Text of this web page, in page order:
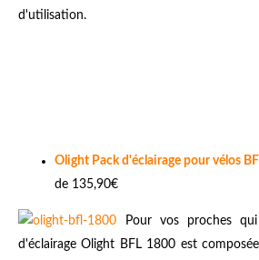
d'utilisation.
Olight Pack d'éclairage pour vélos
de 135,90€
Pour vos proches
d'éclairage Olight BFL 1800 est